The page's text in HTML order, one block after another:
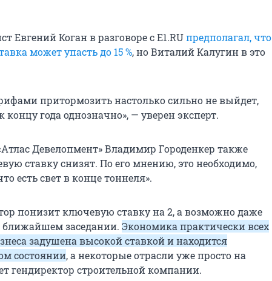
Евгений Коган в разговоре с E1.RUпредполагал, что
может упасть до 15 %, но Виталий Калугин в это
притормозить настолько сильно не выйдет,
концу года однозначно», — уверен эксперт.
Девелопмент» Владимир Городенкер также
ставку снизят. По его мнению, это необходимо,
есть свет в конце тоннеля».
понизит ключевую ставку на 2, а возможно даже
ближайшем заседании. Экономика практически всех
задушена высокой ставкой и находится
состоянии, а некоторые отрасли уже просто на
гендиректор строительной компании.